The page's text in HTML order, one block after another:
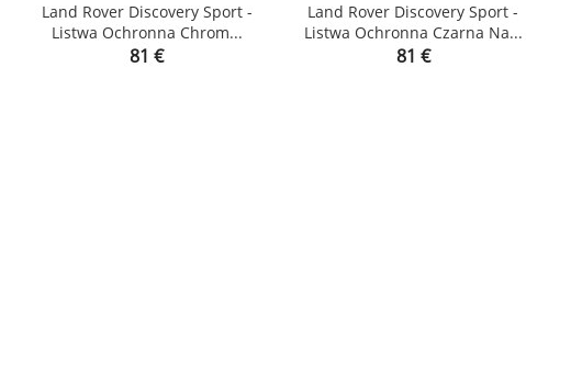
Land Rover Discovery Sport -
Listwa Ochronna Chrom...
Price
81 €
Land Rover Discovery Sport -
Listwa Ochronna Czarna Na...
Price
81 €